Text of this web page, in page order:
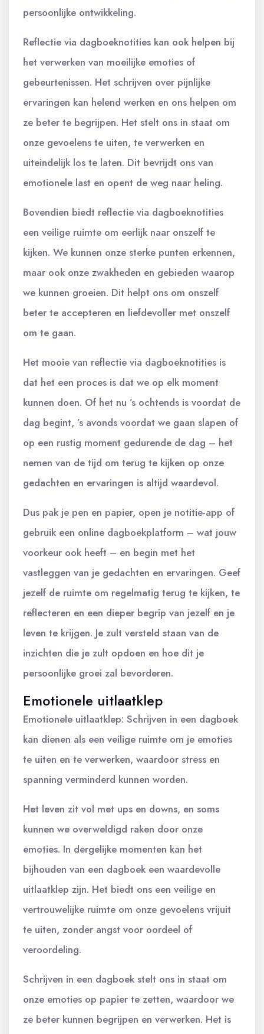
persoonlijke ontwikkeling.
Reflectie via dagboeknotities kan ook helpen bij
het verwerken van moeilijke emoties of
gebeurtenissen. Het schrijven over pijnlijke
ervaringen kan helend werken en ons helpen om
ze beter te begrijpen. Het stelt ons in staat om
onze gevoelens te uiten, te verwerken en
uiteindelijk los te laten. Dit bevrijdt ons van
emotionele last en opent de weg naar heling.
Bovendien biedt reflectie via dagboeknotities
een veilige ruimte om eerlijk naar onszelf te
kijken. We kunnen onze sterke punten erkennen,
maar ook onze zwakheden en gebieden waarop
we kunnen groeien. Dit helpt ons om onszelf
beter te accepteren en liefdevoller met onszelf
om te gaan.
Het mooie van reflectie via dagboeknotities is
dat het een proces is dat we op elk moment
kunnen doen. Of het nu ’s ochtends is voordat de
dag begint, ’s avonds voordat we gaan slapen of
op een rustig moment gedurende de dag – het
nemen van de tijd om terug te kijken op onze
gedachten en ervaringen is altijd waardevol.
Dus pak je pen en papier, open je notitie-app of
gebruik een online dagboekplatform – wat jouw
voorkeur ook heeft – en begin met het
vastleggen van je gedachten en ervaringen. Geef
jezelf de ruimte om regelmatig terug te kijken, te
reflecteren en een dieper begrip van jezelf en je
leven te krijgen. Je zult versteld staan van de
inzichten die je zult opdoen en hoe dit je
persoonlijke groei zal bevorderen.
Emotionele uitlaatklep
Emotionele uitlaatklep: Schrijven in een dagboek
kan dienen als een veilige ruimte om je emoties
te uiten en te verwerken, waardoor stress en
spanning verminderd kunnen worden.
Het leven zit vol met ups en downs, en soms
kunnen we overweldigd raken door onze
emoties. In dergelijke momenten kan het
bijhouden van een dagboek een waardevolle
uitlaatklep zijn. Het biedt ons een veilige en
vertrouwelijke ruimte om onze gevoelens vrijuit
te uiten, zonder angst voor oordeel of
veroordeling.
Schrijven in een dagboek stelt ons in staat om
onze emoties op papier te zetten, waardoor we
ze beter kunnen begrijpen en verwerken. Het is